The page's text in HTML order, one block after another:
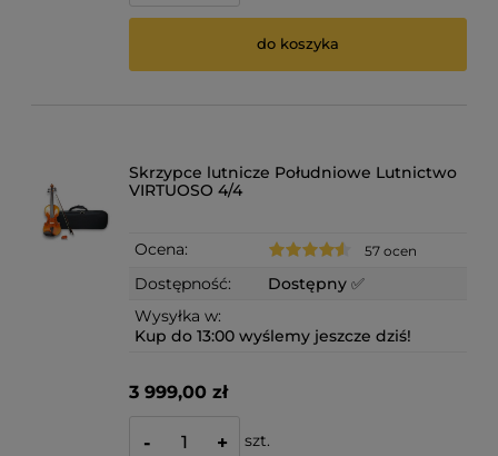
do koszyka
Skrzypce lutnicze Południowe Lutnictwo
VIRTUOSO 4/4
Ocena: 57 ocen
Dostępność:
Dostępny ✅
Wysyłka w:
Kup do 13:00 wyślemy jeszcze dziś!
3 999,00 zł
- + szt.